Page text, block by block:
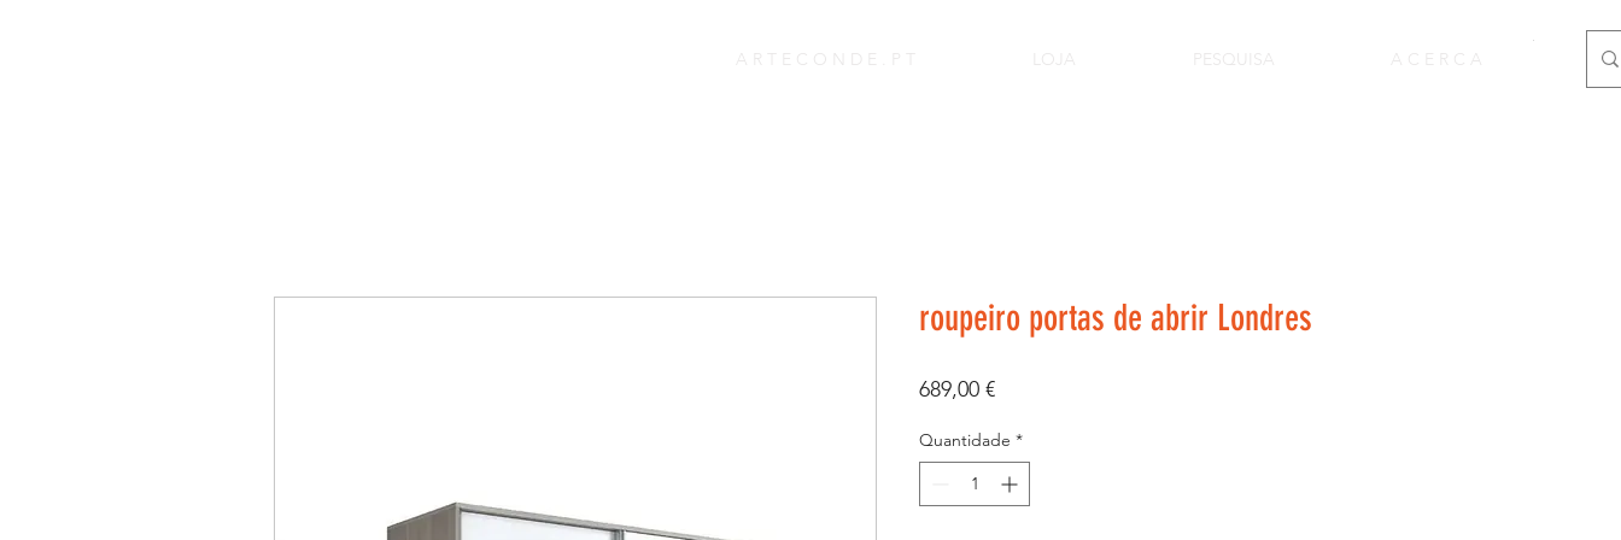
A R T E C O N D E . P T PESQUISA A C E R C A
roupeiro portas de abrir Londres
689,00 €Preço
Quantidade *